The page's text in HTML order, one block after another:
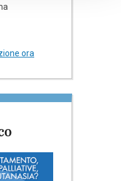
ora